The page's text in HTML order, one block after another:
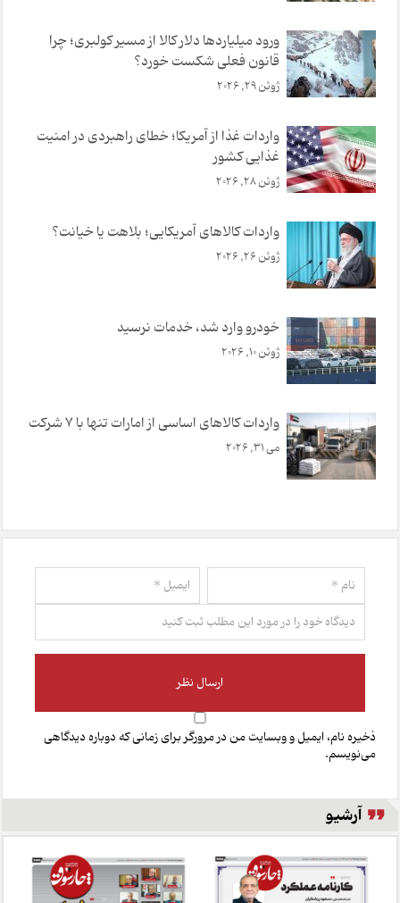
ورود میلیاردها دلار کالا از مسیر کولبری؛ چرا
قانون فعلی شکست خورد؟
ژوئن 29, 2026
واردات غذا از آمریکا؛ خطای راهبردی در امنیت
غذایی کشور
ژوئن 28, 2026
واردات کالاهای آمریکایی؛ بلاهت یا خیانت؟
ژوئن 26, 2026
خودرو وارد شد، خدمات نرسید
ژوئن 10, 2026
واردات کالاهای اساسی از امارات تنها با 7 شرکت
می 31, 2026
ذخیره نام، ایمیل و وبسایت من در مرورگر برای زمانی که دوباره دیدگاهی
می‌نویسم.
آرشیو